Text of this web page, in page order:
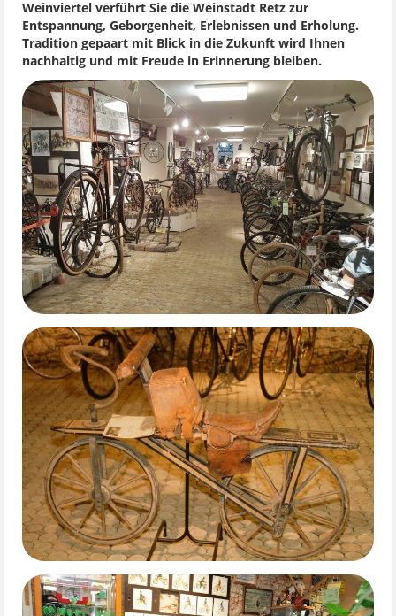
Weinviertel verführt Sie die Weinstadt Retz zur
Entspannung, Geborgenheit, Erlebnissen und Erholung.
Tradition gepaart mit Blick in die Zukunft wird Ihnen
nachhaltig und mit Freude in Erinnerung bleiben.